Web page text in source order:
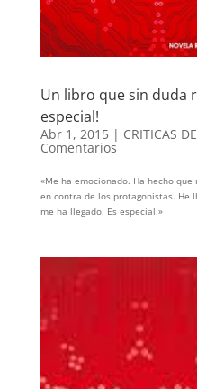
Un libro que sin duda
especial!
Abr 1, 2015| CRITICAS
Comentarios
«Me ha emocionado. Ha hecho
en contra de los protagonistas. He
me ha llegado. Es especial.»